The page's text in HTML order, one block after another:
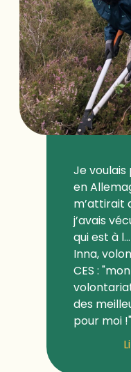
Je
en
m’attirait
j’avais
qui est à l...
Inna,
CES :
des
pour moi !"